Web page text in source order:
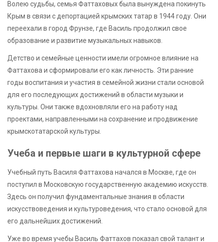
Волею судьбы, семья Фаттаховых была вынуждена покинуть
Крым в связи с депортацией крымских татар в 1944 году. Они
переехали в город Фрунзе, где Василь продолжил свое
образование и развитие музыкальных навыков.
Детство и семейные ценности имели огромное влияние на
Фаттахова и сформировали его как личность. Эти ранние
годы воспитания и участия в семейной жизни стали основой
для его последующих достижений в области музыки и
культуры. Они также вдохновляли его на работу над
проектами, направленными на сохранение и продвижение
крымскотатарской культуры.
Учеба и первые шаги в культурной сфере
Учебный путь Василя Фаттахова начался в Москве, где он
поступил в Московскую государственную академию искусств.
Здесь он получил фундаментальные знания в области
искусствоведения и культуроведения, что стало основой для
его дальнейших достижений.
Уже во время учебы Василь Фаттахов показал свой талант и